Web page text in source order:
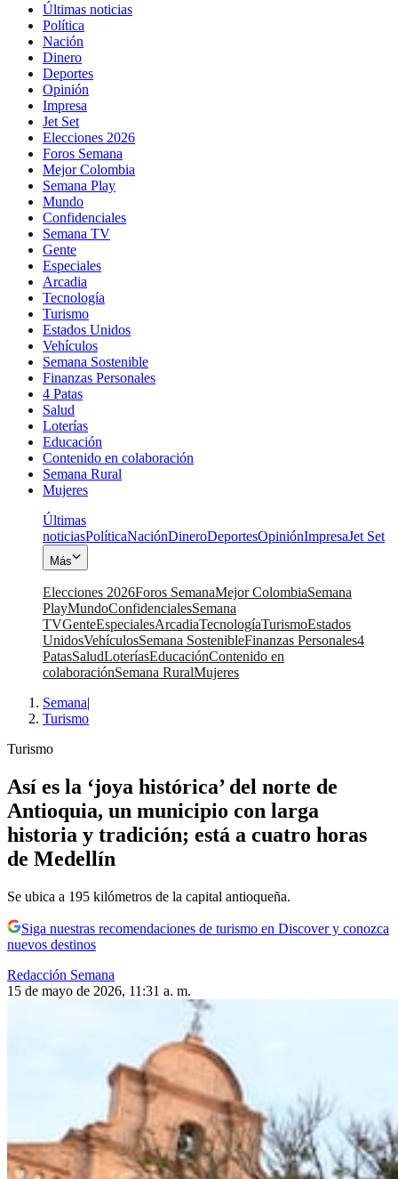
Últimas noticias
Política
Nación
Dinero
Deportes
Opinión
Impresa
Jet Set
Elecciones 2026
Foros Semana
Mejor Colombia
Semana Play
Mundo
Confidenciales
Semana TV
Gente
Especiales
Arcadia
Tecnología
Turismo
Estados Unidos
Vehículos
Semana Sostenible
Finanzas Personales
4 Patas
Salud
Loterías
Educación
Contenido en colaboración
Semana Rural
Mujeres
Últimas
noticiasPolíticaNaciónDineroDeportesOpiniónImpresaJet Set
Más
Elecciones 2026Foros SemanaMejor ColombiaSemana
PlayMundoConfidencialesSemana
TVGenteEspecialesArcadiaTecnologíaTurismoEstados
UnidosVehículosSemana SostenibleFinanzas Personales4
PatasSaludLoteríasEducaciónContenido en
colaboraciónSemana RuralMujeres
Semana|
Turismo
Turismo
Así es la ‘joya histórica’ del norte de
Antioquia, un municipio con larga
historia y tradición; está a cuatro horas
de Medellín
Se ubica a 195 kilómetros de la capital antioqueña.
Siga nuestras recomendaciones de turismo en Discover y conozca
nuevos destinos
Redacción Semana
15 de mayo de 2026, 11:31 a. m.